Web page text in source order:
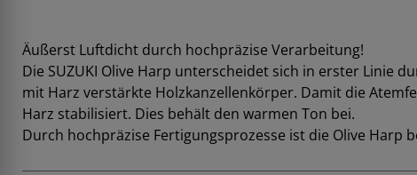
Äußerst Luftdicht durch hochpräzise Verarbeitung!
Die SUZUKI Olive Harp unterscheidet sich in erster Linie
mit Harz verstärkte Holzkanzellenkörper. Damit die
Harz stabilisiert. Dies behält den warmen Ton bei.
Durch hochpräzise Fertigungsprozesse ist die Olive